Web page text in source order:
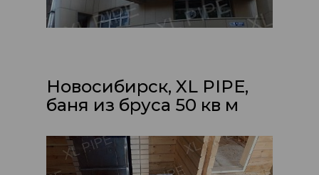
Новосибирск, XL PIPE,
баня из бруса 50 кв м